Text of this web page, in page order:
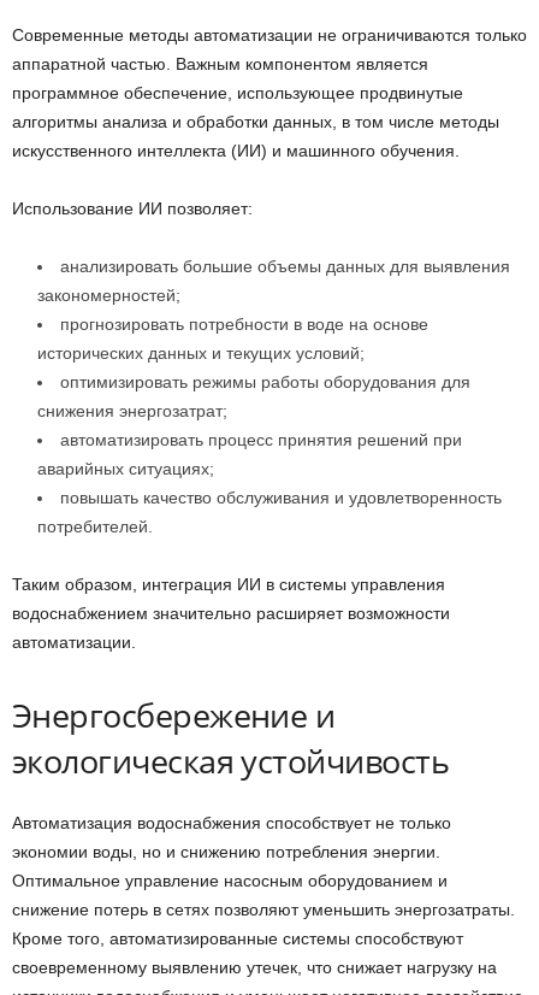
Современные методы автоматизации не ограничиваются только
аппаратной частью. Важным компонентом является
программное обеспечение, использующее продвинутые
алгоритмы анализа и обработки данных, в том числе методы
искусственного интеллекта (ИИ) и машинного обучения.
Использование ИИ позволяет:
анализировать большие объемы данных для выявления
закономерностей;
прогнозировать потребности в воде на основе
исторических данных и текущих условий;
оптимизировать режимы работы оборудования для
снижения энергозатрат;
автоматизировать процесс принятия решений при
аварийных ситуациях;
повышать качество обслуживания и удовлетворенность
потребителей.
Таким образом, интеграция ИИ в системы управления
водоснабжением значительно расширяет возможности
автоматизации.
Энергосбережение и
экологическая устойчивость
Автоматизация водоснабжения способствует не только
экономии воды, но и снижению потребления энергии.
Оптимальное управление насосным оборудованием и
снижение потерь в сетях позволяют уменьшить энергозатраты.
Кроме того, автоматизированные системы способствуют
своевременному выявлению утечек, что снижает нагрузку на